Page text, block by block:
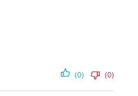
(0) (0)